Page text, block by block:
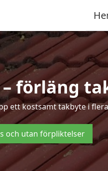
förläng
ett kostsamt takbyte i
och utan förpliktelser